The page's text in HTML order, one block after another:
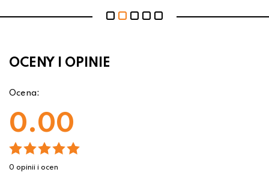
OCENY I OPINIE
Ocena:
0.00
0 opinii i ocen